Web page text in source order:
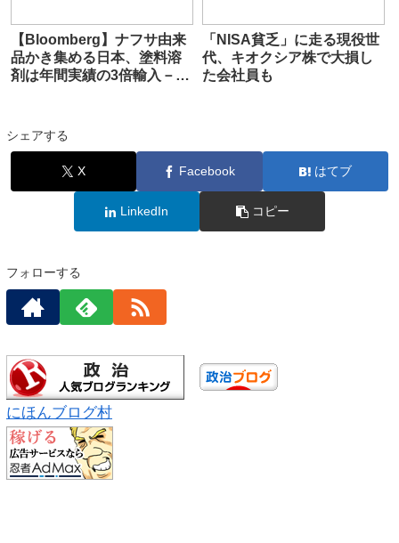
【Bloomberg】ナフサ由来
品かき集める日本、塗料溶
剤は年間実績の3倍輸入－4
「NISA貧乏」に走る現役世
代、キオクシア株で大損し
た会社員も
シェアする
X Facebook はてブ
LinkedIn コピー
フォローする
にほんブログ村